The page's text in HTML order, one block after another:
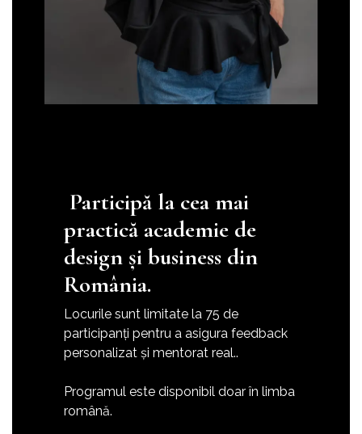
Participă la cea mai
practică academie de
design și business din
România.
Locurile sunt limitate la 75 de
participanți pentru a asigura feedback
personalizat și mentorat real..
Programul este disponibil doar în limba
română.